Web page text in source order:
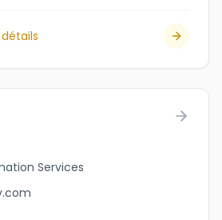
Services